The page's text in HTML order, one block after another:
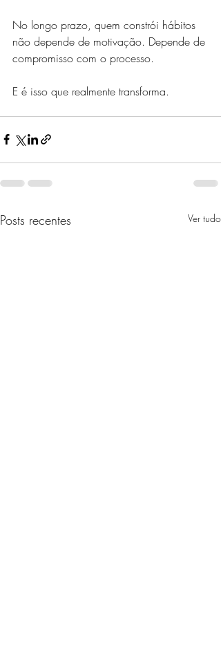
No longo prazo, quem constrói hábitos
não depende de motivação. Depende de
compromisso com o processo.
E é isso que realmente transforma.
Posts recentes Ver tudo